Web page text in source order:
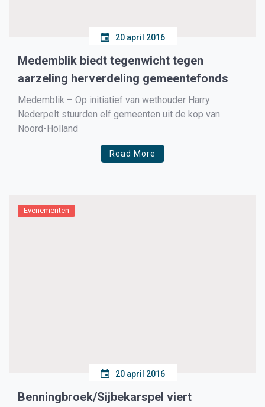
20 april 2016
Medemblik biedt tegenwicht tegen
aarzeling herverdeling gemeentefonds
Medemblik – Op initiatief van wethouder Harry
Nederpelt stuurden elf gemeenten uit de kop van
Noord-Holland
Read More
Evenementen
20 april 2016
Benningbroek/Sijbekarspel viert